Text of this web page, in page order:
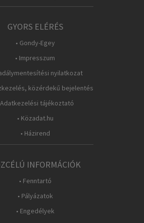
GYORS ELÉRÉS
• Gondy-Egey
• Impresszum
nyilatkozat
közérdekű bejelentés
Adatkezelési tájékoztató
• Közadat.hu
• Házirend
INFORMÁCIÓK
• Fenntartó
• Pályázatok
• Engedélyek